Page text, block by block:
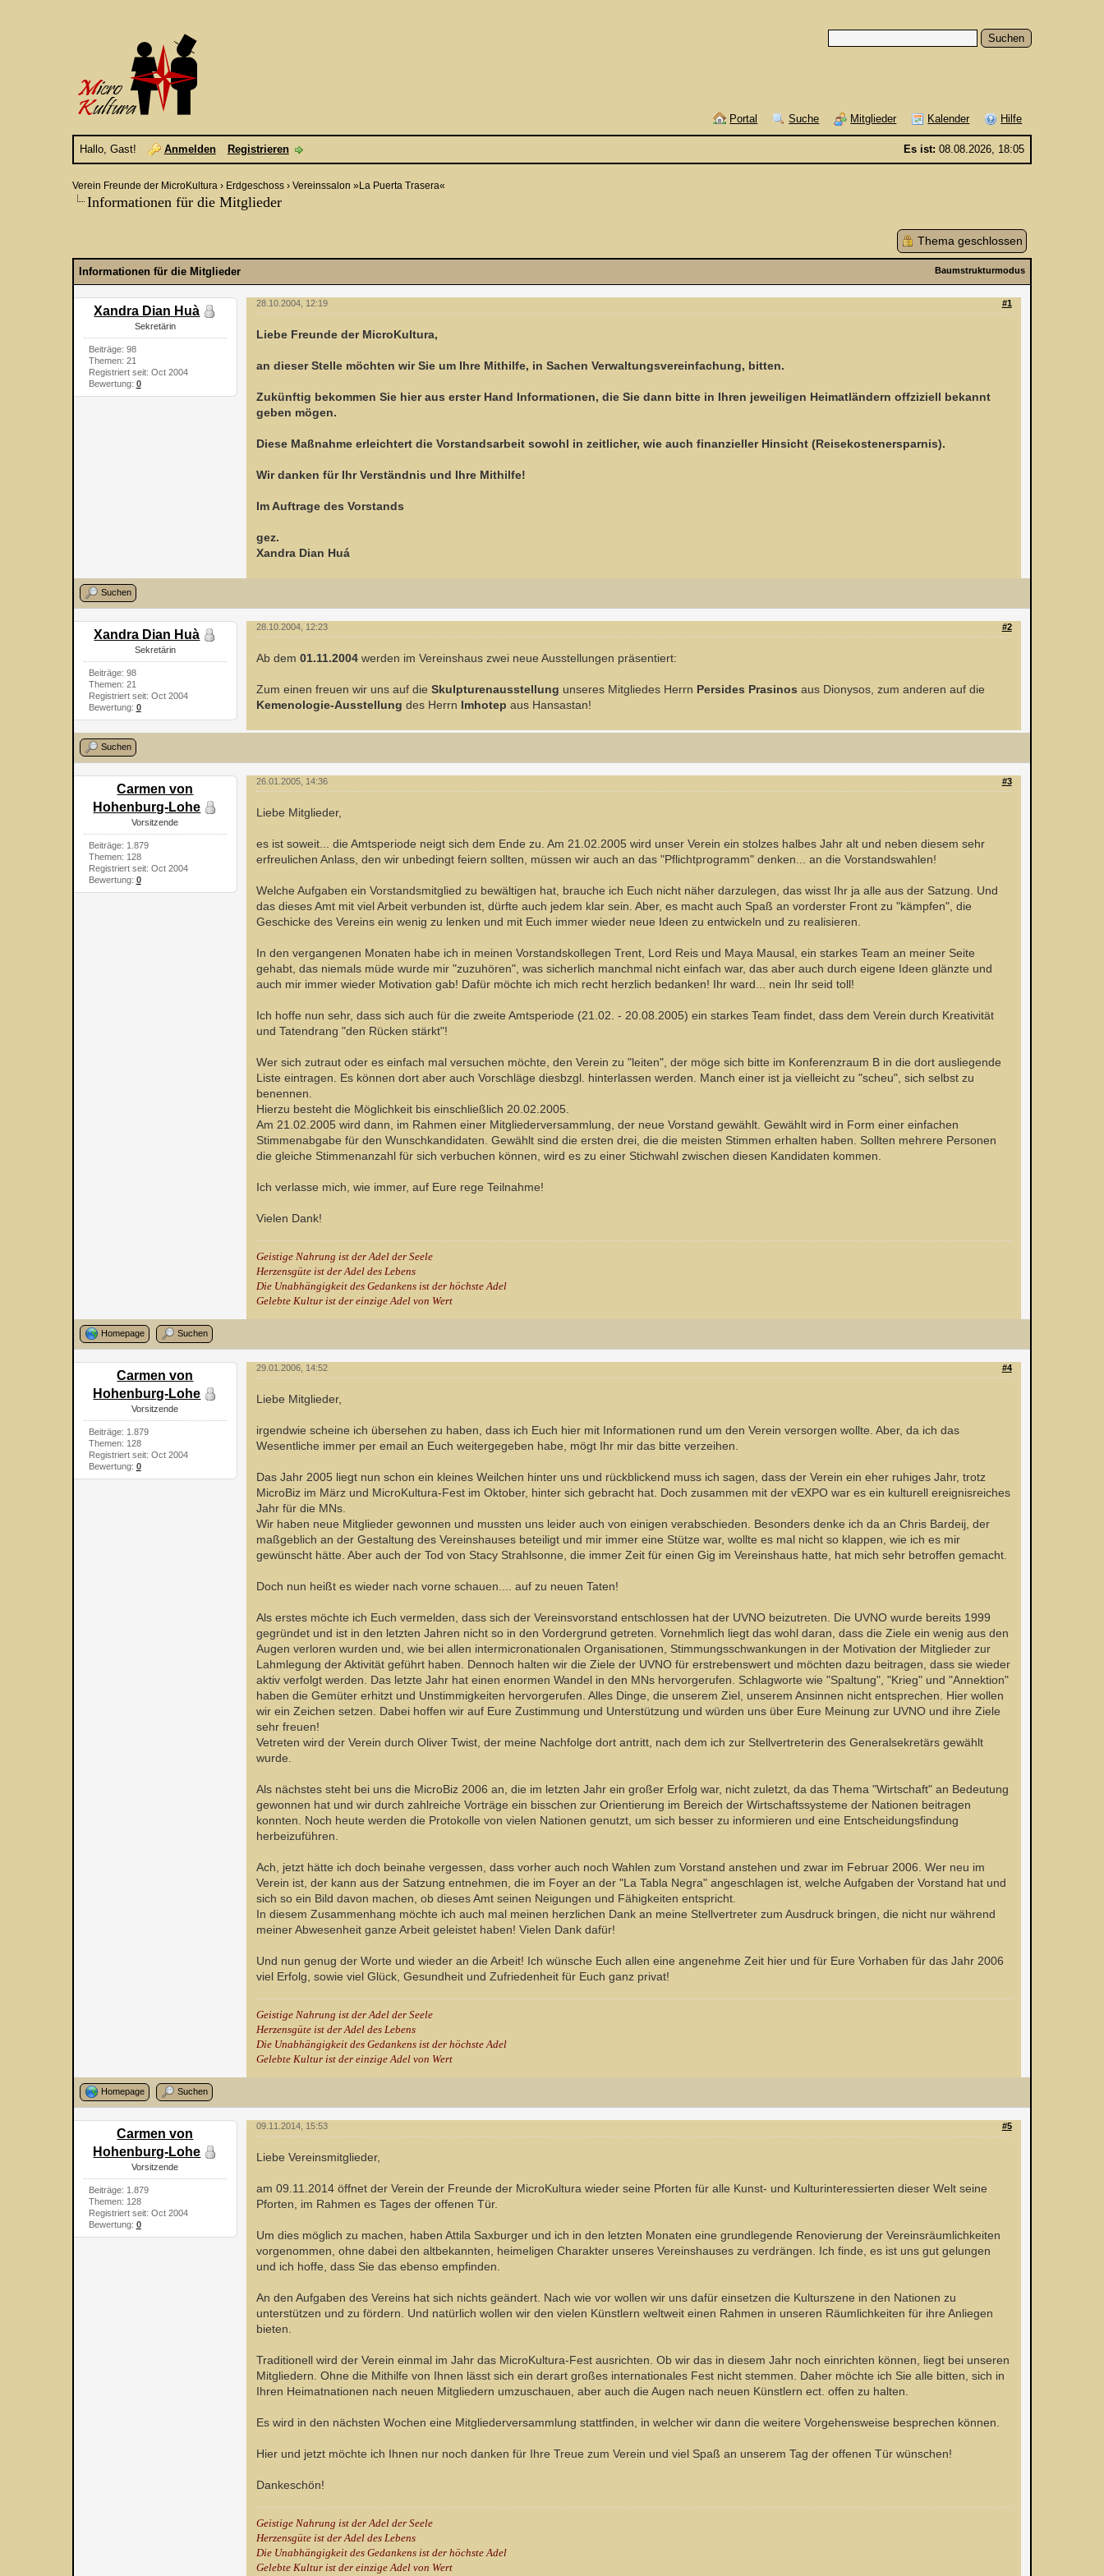
Portal Suche Mitglieder Kalender Hilfe
Es ist: 08.08.2026, 18:05
Hallo, Gast! Anmelden Registrieren
Verein Freunde der MicroKultura› Erdgeschoss› Vereinssalon »La Puerta Trasera«
Informationen für die Mitglieder
Thema geschlossen
Baumstrukturmodus
Informationen für die Mitglieder
Xandra Dian Huà
Sekretärin
Beiträge: 98
Themen: 21
Registriert seit: Oct 2004
Bewertung: 0
#1
28.10.2004, 12:19
Liebe Freunde der MicroKultura,
an dieser Stelle möchten wir Sie um Ihre Mithilfe, in Sachen Verwaltungsvereinfachung, bitten.
Zukünftig bekommen Sie hier aus erster Hand Informationen, die Sie dann bitte in Ihren jeweiligen Heimatländern offziziell bekannt
geben mögen.
Diese Maßnahme erleichtert die Vorstandsarbeit sowohl in zeitlicher, wie auch finanzieller Hinsicht (Reisekostenersparnis).
Wir danken für Ihr Verständnis und Ihre Mithilfe!
Im Auftrage des Vorstands
gez.
Xandra Dian Huá
Suchen
Xandra Dian Huà
Sekretärin
Beiträge: 98
Themen: 21
Registriert seit: Oct 2004
Bewertung: 0
#2
28.10.2004, 12:23
Ab dem01.11.2004werden im Vereinshaus zwei neue Ausstellungen präsentiert:
Zum einen freuen wir uns auf dieSkulpturenausstellung unseres Mitgliedes Herrn Persides Prasinosaus Dionysos, zum anderen auf die
Kemenologie-Ausstellungdes Herrn Imhotep aus Hansastan!
Suchen
Carmen von
Hohenburg-Lohe
Vorsitzende
Beiträge: 1.879
Themen: 128
Registriert seit: Oct 2004
Bewertung: 0
#3
26.01.2005, 14:36
Liebe Mitglieder,
es ist soweit... die Amtsperiode neigt sich dem Ende zu. Am 21.02.2005 wird unser Verein ein stolzes halbes Jahr alt und neben diesem sehr
erfreulichen Anlass, den wir unbedingt feiern sollten, müssen wir auch an das "Pflichtprogramm" denken... an die Vorstandswahlen!
Welche Aufgaben ein Vorstandsmitglied zu bewältigen hat, brauche ich Euch nicht näher darzulegen, das wisst Ihr ja alle aus der Satzung. Und
das dieses Amt mit viel Arbeit verbunden ist, dürfte auch jedem klar sein. Aber, es macht auch Spaß an vorderster Front zu "kämpfen", die
Geschicke des Vereins ein wenig zu lenken und mit Euch immer wieder neue Ideen zu entwickeln und zu realisieren.
In den vergangenen Monaten habe ich in meinen Vorstandskollegen Trent, Lord Reis und Maya Mausal, ein starkes Team an meiner Seite
gehabt, das niemals müde wurde mir "zuzuhören", was sicherlich manchmal nicht einfach war, das aber auch durch eigene Ideen glänzte und
auch mir immer wieder Motivation gab! Dafür möchte ich mich recht herzlich bedanken! Ihr ward... nein Ihr seid toll!
Ich hoffe nun sehr, dass sich auch für die zweite Amtsperiode (21.02. - 20.08.2005) ein starkes Team findet, dass dem Verein durch Kreativität
und Tatendrang "den Rücken stärkt"!
Wer sich zutraut oder es einfach mal versuchen möchte, den Verein zu "leiten", der möge sich bitte im Konferenzraum B in die dort ausliegende
Liste eintragen. Es können dort aber auch Vorschläge diesbzgl. hinterlassen werden. Manch einer ist ja vielleicht zu "scheu", sich selbst zu
benennen.
Hierzu besteht die Möglichkeit bis einschließlich 20.02.2005.
Am 21.02.2005 wird dann, im Rahmen einer Mitgliederversammlung, der neue Vorstand gewählt. Gewählt wird in Form einer einfachen
Stimmenabgabe für den Wunschkandidaten. Gewählt sind die ersten drei, die die meisten Stimmen erhalten haben. Sollten mehrere Personen
die gleiche Stimmenanzahl für sich verbuchen können, wird es zu einer Stichwahl zwischen diesen Kandidaten kommen.
Ich verlasse mich, wie immer, auf Eure rege Teilnahme!
Vielen Dank!
Geistige Nahrung ist der Adel der Seele
Herzensgüte ist der Adel des Lebens
Die Unabhängigkeit des Gedankens ist der höchste Adel
Gelebte Kultur ist der einzige Adel von Wert
Homepage Suchen
Carmen von
Hohenburg-Lohe
Vorsitzende
Beiträge: 1.879
Themen: 128
Registriert seit: Oct 2004
Bewertung: 0
#4
29.01.2006, 14:52
Liebe Mitglieder,
irgendwie scheine ich übersehen zu haben, dass ich Euch hier mit Informationen rund um den Verein versorgen wollte. Aber, da ich das
Wesentliche immer per email an Euch weitergegeben habe, mögt Ihr mir das bitte verzeihen.
Das Jahr 2005 liegt nun schon ein kleines Weilchen hinter uns und rückblickend muss ich sagen, dass der Verein ein eher ruhiges Jahr, trotz
MicroBiz im März und MicroKultura-Fest im Oktober, hinter sich gebracht hat. Doch zusammen mit der vEXPO war es ein kulturell ereignisreiches
Jahr für die MNs.
Wir haben neue Mitglieder gewonnen und mussten uns leider auch von einigen verabschieden. Besonders denke ich da an Chris Bardeij, der
maßgeblich an der Gestaltung des Vereinshauses beteiligt und mir immer eine Stütze war, wollte es mal nicht so klappen, wie ich es mir
gewünscht hätte. Aber auch der Tod von Stacy Strahlsonne, die immer Zeit für einen Gig im Vereinshaus hatte, hat mich sehr betroffen gemacht.
Doch nun heißt es wieder nach vorne schauen.... auf zu neuen Taten!
Als erstes möchte ich Euch vermelden, dass sich der Vereinsvorstand entschlossen hat der UVNO beizutreten. Die UVNO wurde bereits 1999
gegründet und ist in den letzten Jahren nicht so in den Vordergrund getreten. Vornehmlich liegt das wohl daran, dass die Ziele ein wenig aus den
Augen verloren wurden und, wie bei allen intermicronationalen Organisationen, Stimmungsschwankungen in der Motivation der Mitglieder zur
Lahmlegung der Aktivität geführt haben. Dennoch halten wir die Ziele der UVNO für erstrebenswert und möchten dazu beitragen, dass sie wieder
aktiv verfolgt werden. Das letzte Jahr hat einen enormen Wandel in den MNs hervorgerufen. Schlagworte wie "Spaltung", "Krieg" und "Annektion"
haben die Gemüter erhitzt und Unstimmigkeiten hervorgerufen. Alles Dinge, die unserem Ziel, unserem Ansinnen nicht entsprechen. Hier wollen
wir ein Zeichen setzen. Dabei hoffen wir auf Eure Zustimmung und Unterstützung und würden uns über Eure Meinung zur UVNO und ihre Ziele
sehr freuen!
Vetreten wird der Verein durch Oliver Twist, der meine Nachfolge dort antritt, nach dem ich zur Stellvertreterin des Generalsekretärs gewählt
wurde.
Als nächstes steht bei uns die MicroBiz 2006 an, die im letzten Jahr ein großer Erfolg war, nicht zuletzt, da das Thema "Wirtschaft" an Bedeutung
gewonnen hat und wir durch zahlreiche Vorträge ein bisschen zur Orientierung im Bereich der Wirtschaftssysteme der Nationen beitragen
konnten. Noch heute werden die Protokolle von vielen Nationen genutzt, um sich besser zu informieren und eine Entscheidungsfindung
herbeizuführen.
Ach, jetzt hätte ich doch beinahe vergessen, dass vorher auch noch Wahlen zum Vorstand anstehen und zwar im Februar 2006. Wer neu im
Verein ist, der kann aus der Satzung entnehmen, die im Foyer an der "La Tabla Negra" angeschlagen ist, welche Aufgaben der Vorstand hat und
sich so ein Bild davon machen, ob dieses Amt seinen Neigungen und Fähigkeiten entspricht.
In diesem Zusammenhang möchte ich auch mal meinen herzlichen Dank an meine Stellvertreter zum Ausdruck bringen, die nicht nur während
meiner Abwesenheit ganze Arbeit geleistet haben! Vielen Dank dafür!
Und nun genug der Worte und wieder an die Arbeit! Ich wünsche Euch allen eine angenehme Zeit hier und für Eure Vorhaben für das Jahr 2006
viel Erfolg, sowie viel Glück, Gesundheit und Zufriedenheit für Euch ganz privat!
Geistige Nahrung ist der Adel der Seele
Herzensgüte ist der Adel des Lebens
Die Unabhängigkeit des Gedankens ist der höchste Adel
Gelebte Kultur ist der einzige Adel von Wert
Homepage Suchen
Carmen von
Hohenburg-Lohe
Vorsitzende
Beiträge: 1.879
Themen: 128
Registriert seit: Oct 2004
Bewertung: 0
#5
09.11.2014, 15:53
Liebe Vereinsmitglieder,
am 09.11.2014 öffnet der Verein der Freunde der MicroKultura wieder seine Pforten für alle Kunst- und Kulturinteressierten dieser Welt seine
Pforten, im Rahmen es Tages der offenen Tür.
Um dies möglich zu machen, haben Attila Saxburger und ich in den letzten Monaten eine grundlegende Renovierung der Vereinsräumlichkeiten
vorgenommen, ohne dabei den altbekannten, heimeligen Charakter unseres Vereinshauses zu verdrängen. Ich finde, es ist uns gut gelungen
und ich hoffe, dass Sie das ebenso empfinden.
An den Aufgaben des Vereins hat sich nichts geändert. Nach wie vor wollen wir uns dafür einsetzen die Kulturszene in den Nationen zu
unterstützen und zu fördern. Und natürlich wollen wir den vielen Künstlern weltweit einen Rahmen in unseren Räumlichkeiten für ihre Anliegen
bieten.
Traditionell wird der Verein einmal im Jahr das MicroKultura-Fest ausrichten. Ob wir das in diesem Jahr noch einrichten können, liegt bei unseren
Mitgliedern. Ohne die Mithilfe von Ihnen lässt sich ein derart großes internationales Fest nicht stemmen. Daher möchte ich Sie alle bitten, sich in
Ihren Heimatnationen nach neuen Mitgliedern umzuschauen, aber auch die Augen nach neuen Künstlern ect. offen zu halten.
Es wird in den nächsten Wochen eine Mitgliederversammlung stattfinden, in welcher wir dann die weitere Vorgehensweise besprechen können.
Hier und jetzt möchte ich Ihnen nur noch danken für Ihre Treue zum Verein und viel Spaß an unserem Tag der offenen Tür wünschen!
Dankeschön!
Geistige Nahrung ist der Adel der Seele
Herzensgüte ist der Adel des Lebens
Die Unabhängigkeit des Gedankens ist der höchste Adel
Gelebte Kultur ist der einzige Adel von Wert